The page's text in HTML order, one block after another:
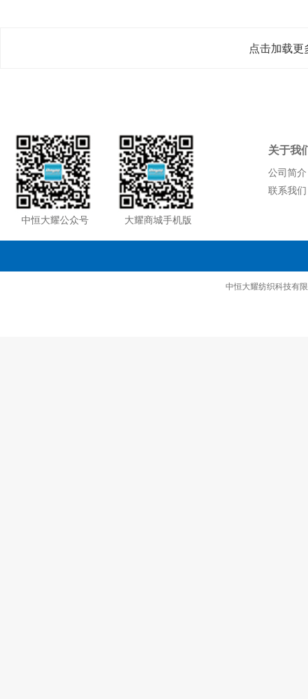
点击加载更
中恒大耀公众号 大耀商城手机版
关于我
公司简介
联系我们
中恒大耀纺织科技有